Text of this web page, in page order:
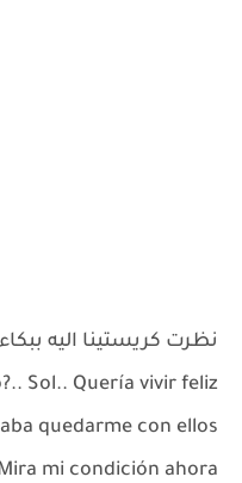
Sol.. Quería vivir feliz
quedarme con ellos
mi condición ahora